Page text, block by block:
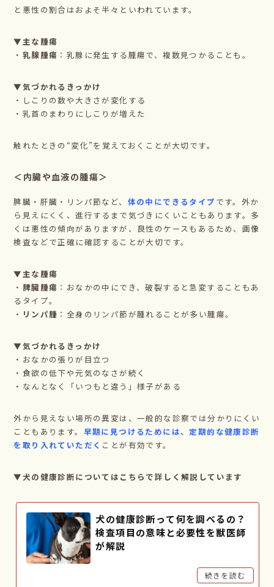
と悪性の割合はおよそ半々といわれています。
▼主な腫瘍
・ 乳腺腫瘍 ：乳腺に発生する腫瘍で、複数見つかることも。
▼気づかれるきっかけ
・しこりの数や大きさが変化する
・乳首のまわりにしこりが増えた
触れたときの“変化”を覚えておくことが大切です。
＜内臓や血液の腫瘍＞
脾臓・肝臓・リンパ節など、 体の中にできるタイプ です。外か
ら見えにくく、進行するまで気づきにくいこともあります。多
くは悪性の傾向がありますが、良性のケースもあるため、画像
検査などで正確に確認することが大切です。
▼主な腫瘍
・ 脾臓腫瘍 ：おなかの中にでき、破裂すると急変することもあ
るタイプ。
・ リンパ腫 ：全身のリンパ節が腫れることが多い腫瘍。
▼気づかれるきっかけ
・おなかの張りが目立つ
・食欲の低下や元気のなさが続く
・なんとなく「いつもと違う」様子がある
外から見えない場所の異変は、一般的な診察では分かりにくい
こともあります。 早期に見つけるためには、定期的な健康診断
を取り入れていただく ことが有効です。
▼犬の健康診断についてはこちらで詳しく解説しています
犬の健康診断って何を調べるの？
検査項目の意味と必要性を獣医師
が解説
続きを読む